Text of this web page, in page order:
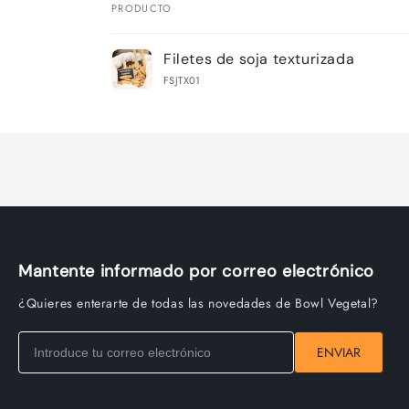
Tu
carrito
PRODUCTO
Filetes de soja texturizada
FSJTX01
Mantente informado por correo electrónico
¿Quieres enterarte de todas las novedades de Bowl Vegetal?
ENVIAR